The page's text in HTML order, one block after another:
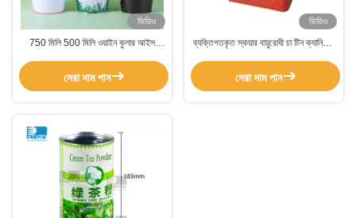
ভিডিও
750 মিলি 500 মিলি ওয়াইন কুলার আইস
সেরা দাম পান
ভিডিও
ব্যক্তিগতকৃত স্কয়ার বায়ুরোধী চা টিন ক্যানিস্টার
সেরা দাম পান